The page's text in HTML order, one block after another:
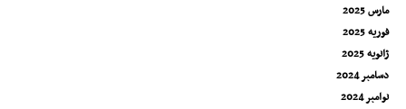
مارس 2025
فوریه 2025
ژانویه 2025
دسامبر 2024
نوامبر 2024